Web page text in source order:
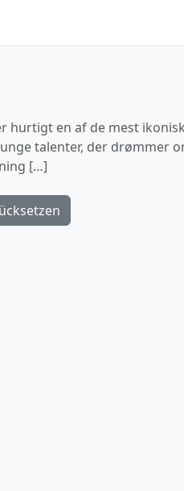
en af de mest
talenter, der drømmer
[…]